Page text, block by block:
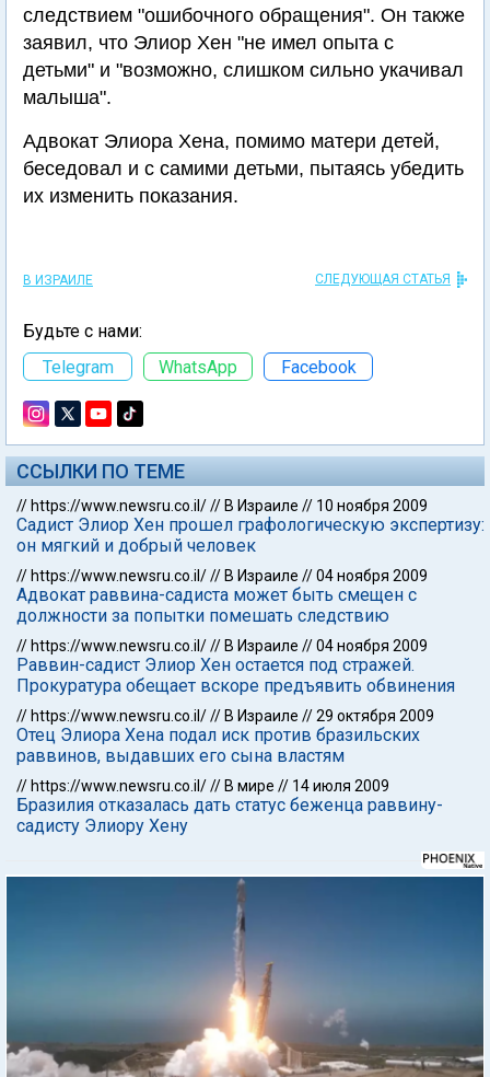
следствием "ошибочного обращения". Он также
заявил, что Элиор Хен "не имел опыта с
детьми" и "возможно, слишком сильно укачивал
малыша".
Адвокат Элиора Хена, помимо матери детей,
беседовал и с самими детьми, пытаясь убедить
их изменить показания.
В ИЗРАИЛЕ СЛЕДУЮЩАЯ СТАТЬЯ
Будьте с нами:
Telegram
WhatsApp Facebook
ССЫЛКИ ПО ТЕМЕ
// https://www.newsru.co.il/// В Израиле // 10 ноября 2009
Садист Элиор Хен прошел графологическую экспертизу:
он мягкий и добрый человек
// https://www.newsru.co.il/// В Израиле //04 ноября 2009
Адвокат раввина-садиста может быть смещен с
должности за попытки помешать следствию
// https://www.newsru.co.il/// В Израиле //04 ноября 2009
Раввин-садист Элиор Хен остается под стражей.
Прокуратура обещает вскоре предъявить обвинения
// https://www.newsru.co.il/// В Израиле //29 октября 2009
Отец Элиора Хена подал иск против бразильских
раввинов, выдавших его сына властям
// https://www.newsru.co.il/// В мире // 14 июля 2009
Бразилия отказалась дать статус беженца раввину-
садисту Элиору Хену